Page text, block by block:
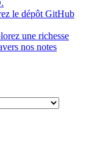
le dépôt GitHub
une richesse
nos notes